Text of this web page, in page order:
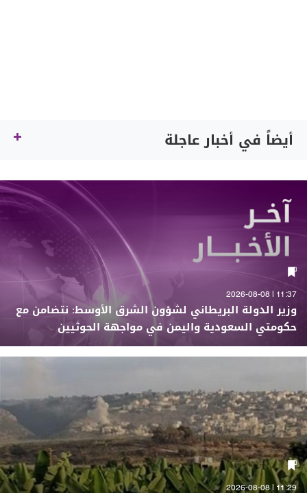
أيضاً في أخبار عاجلة
11:37 | 2026-08-08
وزير الدولة البريطاني لشؤون الشرق الأوسط: نتضامن مع
حكومتي السعودية واليمن في مواجهة الحوثيين
11:29 | 2026-08-08